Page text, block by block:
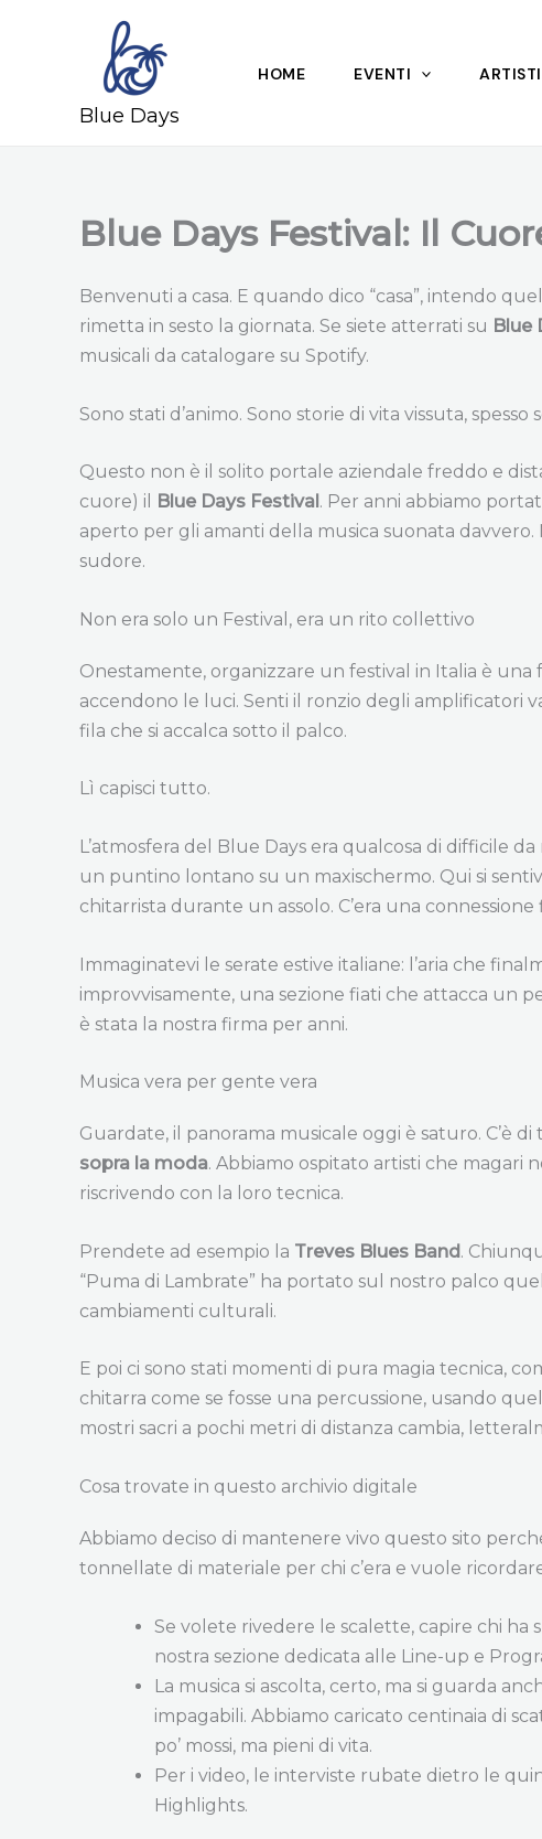
Blue Days
HOME EVENTI ARTISTI
Blue Days Festival: Il
Benvenuti a casa. E quando dico “casa”, intendo
rimetta in sesto la giornata. Se siete atterrati su Blue
musicali da catalogare su Spotify.
Sono stati d’animo. Sono storie di vita vissuta,
Questo non è il solito portale aziendale freddo e
cuore) il
Blue Days Festival . Per anni abbiamo
aperto per gli amanti della musica suonata
sudore.
Non era solo un Festival, era un rito collettivo
Onestamente, organizzare un festival in Italia è una
accendono le luci. Senti il ronzio degli amplificatori
fila che si accalca sotto il palco.
Lì capisci tutto.
L’atmosfera del Blue Days era qualcosa di difficile
un puntino lontano su un maxischermo. Qui si
chitarrista durante un assolo. C’era una connessione
Immaginatevi le serate estive italiane: l’aria che
improvvisamente, una sezione fiati che attacca un
è stata la nostra firma per anni.
Musica vera per gente vera
Guardate, il panorama musicale oggi è saturo. C’è
sopra la moda. Abbiamo ospitato artisti che magari
riscrivendo con la loro tecnica.
Prendete ad esempio la Treves Blues Band.
“Puma di Lambrate” ha portato sul nostro palco
cambiamenti culturali.
E poi ci sono stati momenti di pura magia tecnica,
chitarra come se fosse una percussione, usando
mostri sacri a pochi metri di distanza cambia,
Cosa trovate in questo archivio digitale
Abbiamo deciso di mantenere vivo questo sito
tonnellate di materiale per chi c’era e vuole
Se volete rivedere le scalette, capire chi ha
nostra sezione dedicata alle Line-up e
La musica si ascolta, certo, ma si guarda
impagabili. Abbiamo caricato centinaia di
po’ mossi, ma pieni di vita.
Per i video, le interviste rubate dietro le
Highlights.